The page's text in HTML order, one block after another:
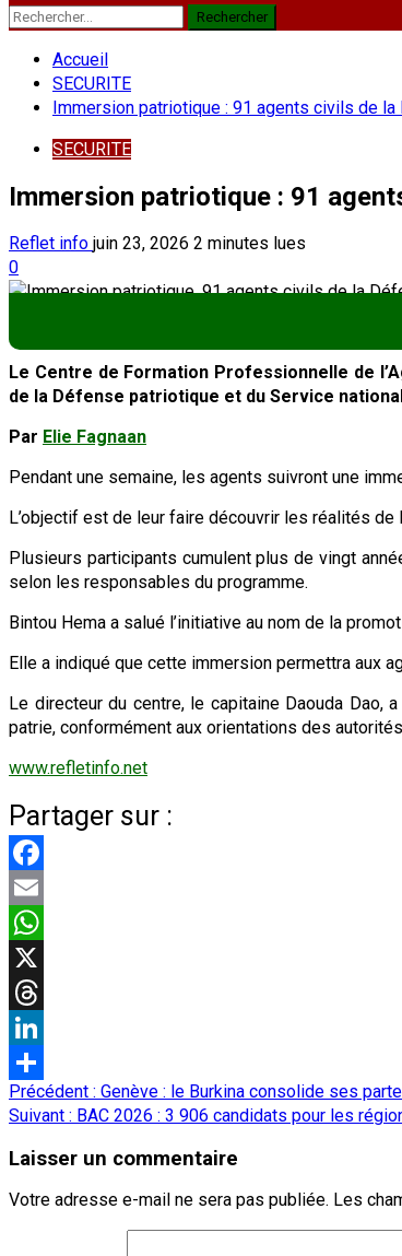
Rechercher :
Accueil
SECURITE
Immersion patriotique : 91 agents civils de
SECURITE
Immersion patriotique : 91
Reflet info juin 23, 2026 2 minutes lues
0
Le Centre de Formation Professionnelle de
de la Défense patriotique et du Service
Par Elie Fagnaan
Pendant une semaine, les agents suivront une
L’objectif est de leur faire découvrir les réalités
Plusieurs participants cumulent plus de vingt
selon les responsables du programme.
Bintou Hema a salué l’initiative au nom de la
Elle a indiqué que cette immersion permettra aux
Le directeur du centre, le capitaine Daouda Dao,
patrie, conformément aux orientations des
www.refletinfo.net
Partager sur :
Facebook
Email
WhatsApp
X
Threads
LinkedIn
Partager
Navigation
d’article
Précédent : Genève : le Burkina consolide ses
Suivant : BAC 2026 : 3 906 candidats pour les
Laisser un commentaire
Votre adresse e-mail ne sera pas publiée. Les